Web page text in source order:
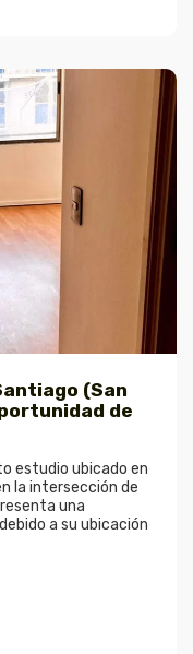
(San
de
estudio ubicado en
la intersección de
una
a su ubicación